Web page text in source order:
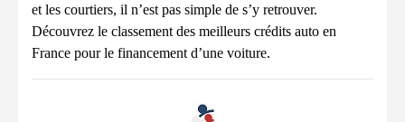
et les courtiers, il n’est pas simple de s’y retrouver.
Découvrez le classement des meilleurs crédits auto en
France pour le financement d’une voiture.